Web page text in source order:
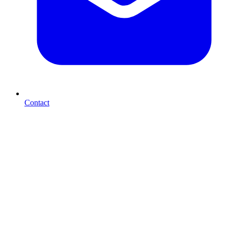
Contact